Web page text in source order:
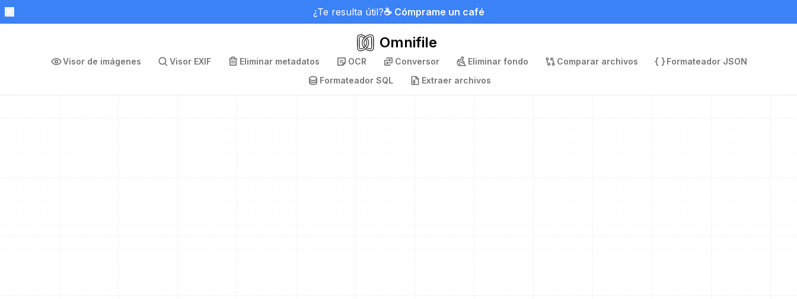
¿Te resulta útil?☕ Cómprame un café
Omnifile
Visor de imágenes Visor EXIF Eliminar metadatos OCR Conversor Eliminar fondo Comparar archivos
Formateador JSON
Formateador SQL
Extraer archivos